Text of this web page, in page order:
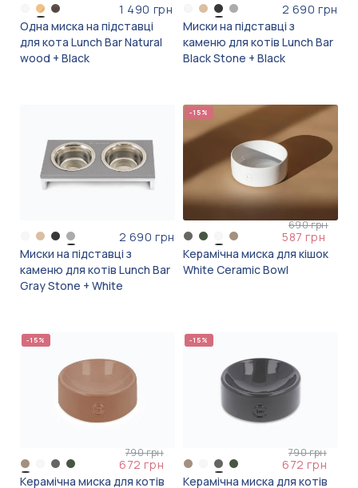
1 490 грн
Одна миска на підставці
для кота Lunch Bar Natural
wood + Black
2 690 грн
Миски на підставці з
каменю для котів Lunch Bar
Black Stone + Black
2 690 грн
Миски на підставці з
каменю для котів Lunch Bar
Gray Stone + White
-15%
690 грн
587 грн
Керамічна миска для кішок
White Ceramic Bowl
-15%
790 грн
672 грн
Керамічна миска для котів
-15%
790 грн
672 грн
Керамічна миска для котів